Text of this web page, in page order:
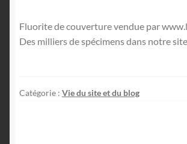
English
Fluorite de couverture vendue par
Des milliers de spécimens dans notre
Catégorie : Vie du site et du blog